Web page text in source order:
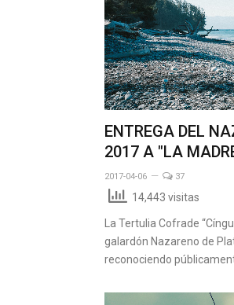
ENTREGA DEL
2017 A "LA
2017-04-06 37
14,443 visitas
La Tertulia Cofrade
galardón Nazareno de
reconociendo